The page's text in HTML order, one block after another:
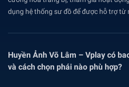
dụng hệ thống sư đồ để được hỗ trợ từ
Huyền Ảnh Võ Lâm – Vplay có
và cách chọn phái nào phù hợp?